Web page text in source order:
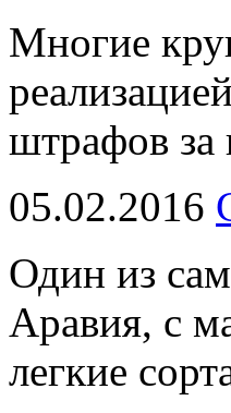
Многие
штрафов за
05.02.2016
Один из
Аравия, с
легкие